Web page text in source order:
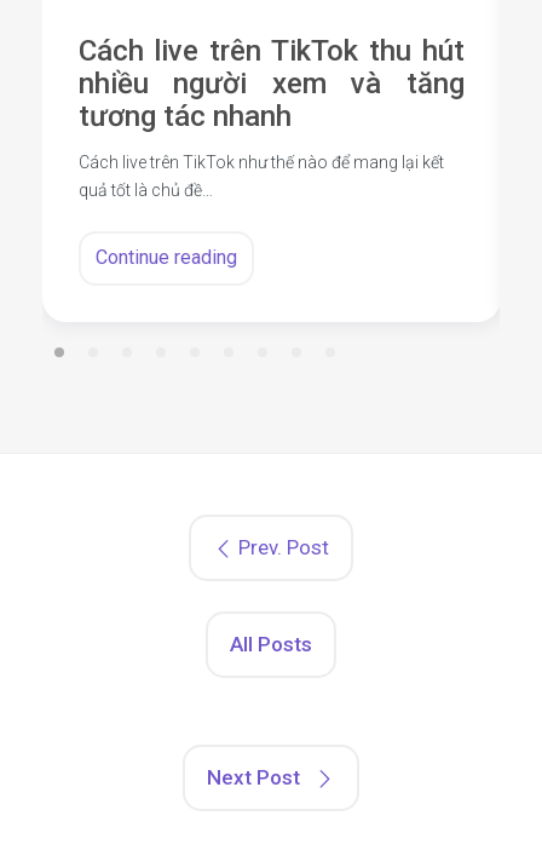
Cách live trên TikTok thu hút
nhiều người xem và tăng
tương tác nhanh
Cách live trên TikTok như thế nào để mang lại kết
quả tốt là chủ đề…
Continue reading
Prev. Post
All Posts
Next Post